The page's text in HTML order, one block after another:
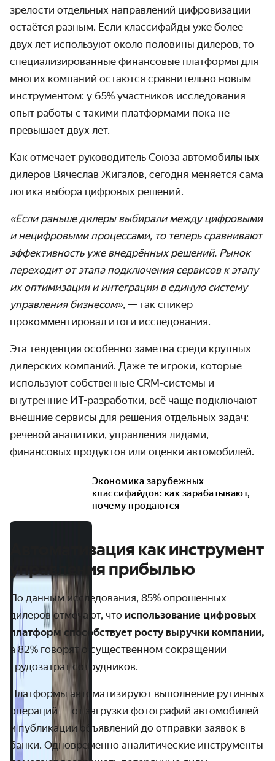
зрелости отдельных направлений цифровизации
остаётся разным. Если классифайды уже более
двух лет используют около половины дилеров, то
специализированные финансовые платформы для
многих компаний остаются сравнительно новым
инструментом: у 65% участников исследования
опыт работы с такими платформами пока не
превышает двух лет.
Как отмечает руководитель Союза автомобильных
дилеров Вячеслав Жигалов, сегодня меняется сама
логика выбора цифровых решений.
«Если раньше дилеры выбирали между цифровыми
и нецифровыми процессами, то теперь сравнивают
эффективность уже внедрённых решений. Рынок
переходит от этапа подключения сервисов к этапу
их оптимизации и интеграции в единую систему
управления бизнесом», — так спикер
прокомментировал итоги исследования.
Эта тенденция особенно заметна среди крупных
дилерских компаний. Даже те игроки, которые
используют собственные CRM-системы и
внутренние ИТ-разработки, всё чаще подключают
внешние сервисы для решения отдельных задач:
речевой аналитики, управления лидами,
финансовых продуктов или оценки автомобилей.
Экономика зарубежных
классифайдов: как зарабатывают,
почему продаются
Автоматизация как инструмент
управления прибылью
По данным исследования, 85% опрошенных
дилеров отмечают, что использование цифровых
платформ способствует росту выручки компании,
а 82% говорят о существенном сокращении
трудозатрат сотрудников.
Платформы автоматизируют выполнение рутинных
операций — от загрузки фотографий автомобилей
и публикации объявлений до отправки заявок в
банки. Одновременно аналитические инструменты